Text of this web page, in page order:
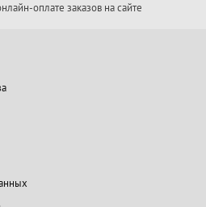
оплате заказов на сайте